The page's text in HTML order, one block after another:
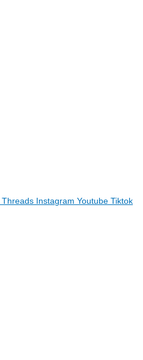
Threads Instagram Youtube Tiktok